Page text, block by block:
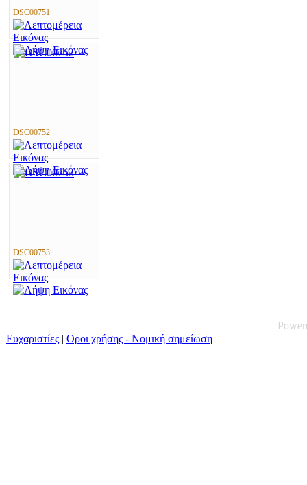
DSC00751
DSC00752
DSC00753
Ευχαριστίες | Οροι χρήσης - Νομική σημείωση